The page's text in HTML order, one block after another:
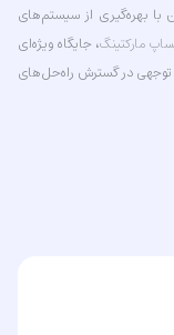
با بهره‌گیری از سیستم‌های
مارکتینگ، جایگاه ویژه‌ای
توجهی در گسترش راه‌حل‌های